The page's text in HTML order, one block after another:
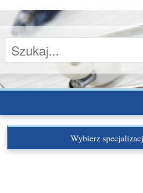
Wybierz